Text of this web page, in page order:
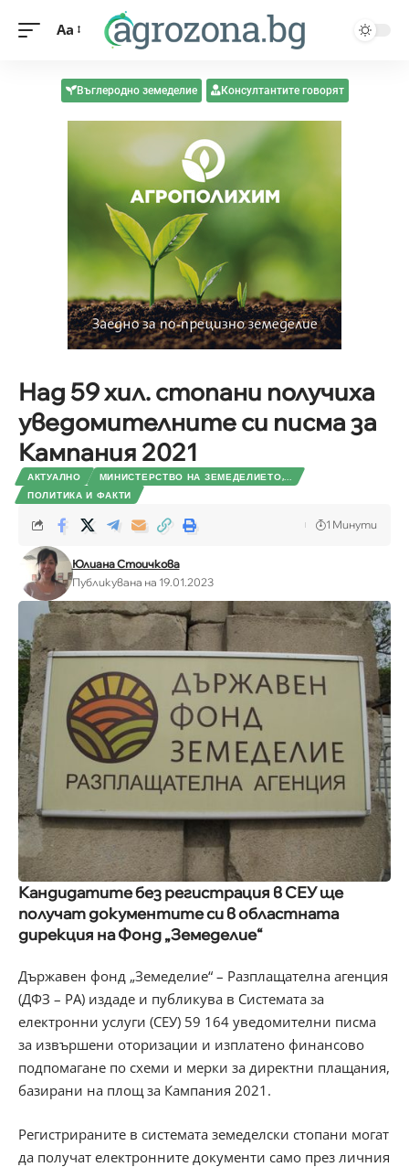
Aa
Въглеродно земеделие Консултантите говорят
Над 59 хил. стопани получиха
уведомителните си писма за
Кампания 2021
АКТУАЛНО
МИНИСТЕРСТВО НА ЗЕМЕДЕЛИЕТО,...
ПОЛИТИКА И ФАКТИ
Юлиана Стоичкова
Публикувана на 19.01.2023
1 Минути
Кандидатите без регистрация в СЕУ ще
получат документите си в областната
дирекция на Фонд „Земеделие“
Държавен фонд „Земеделие“ – Разплащателна агенция
(ДФЗ – РА) издаде и публикува в Системата за
електронни услуги (СЕУ) 59 164 уведомителни писма
за извършени оторизации и изплатено финансово
подпомагане по схеми и мерки за директни плащания,
базирани на площ за Кампания 2021.
Регистрираните в системата земеделски стопани могат
да получат електронните документи само през личния